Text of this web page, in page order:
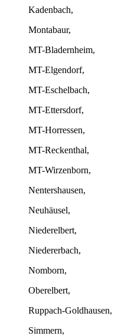
Kadenbach,
Montabaur,
MT-Bladernheim,
MT-Elgendorf,
MT-Eschelbach,
MT-Ettersdorf,
MT-Horressen,
MT-Reckenthal,
MT-Wirzenborn,
Nentershausen,
Neuhäusel,
Niederelbert,
Niedererbach,
Nomborn,
Oberelbert,
Ruppach-Goldhausen,
Simmern,